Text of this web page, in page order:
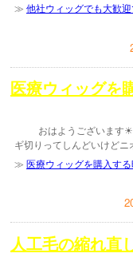
≫ 他社ウィッグでも大歓
医療ウィッグを
おはようございます☀
ギ切りってしんどいけど
≫ 医療ウィッグを購入す
人工毛の縮れ直